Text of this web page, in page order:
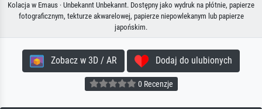
Kolacja w Emaus · Unbekannt Unbekannt. Dostępny jako wydruk na płótnie, papierze
fotograficznym, tekturze akwarelowej, papierze niepowlekanym lub papierze
japońskim.
Zobacz w 3D / AR Dodaj do ulubionych
0 Recenzje